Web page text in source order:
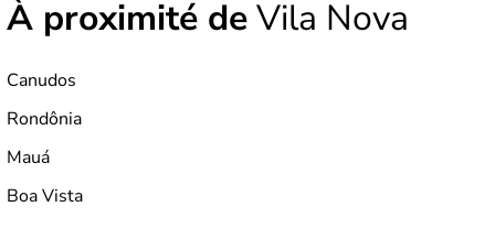
À proximité deVila Nova
Canudos
Rondônia
Mauá
Boa Vista